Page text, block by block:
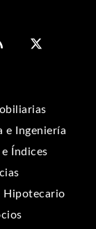
e Ingeniería
e Índices
Hipotecario